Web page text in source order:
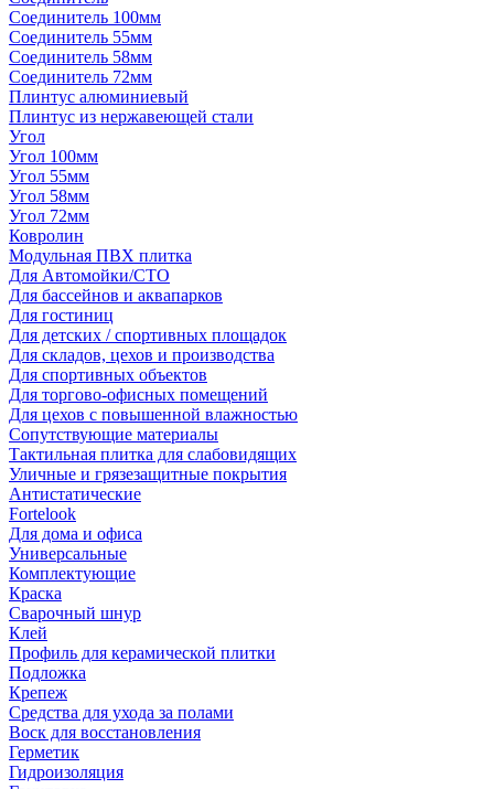
Соединитель 100мм
Соединитель 55мм
Соединитель 58мм
Соединитель 72мм
Плинтус алюминиевый
Плинтус из нержавеющей стали
Угол
Угол 100мм
Угол 55мм
Угол 58мм
Угол 72мм
Ковролин
Модульная ПВХ плитка
Для Автомойки/СТО
Для бассейнов и аквапарков
Для гостиниц
Для детских / спортивных площадок
Для складов, цехов и производства
Для спортивных объектов
Для торгово-офисных помещений
Для цехов с повышенной влажностью
Сопутствующие материалы
Тактильная плитка для слабовидящих
Уличные и грязезащитные покрытия
Антистатические
Fortelook
Для дома и офиса
Универсальные
Комплектующие
Краска
Сварочный шнур
Клей
Профиль для керамической плитки
Подложка
Крепеж
Средства для ухода за полами
Воск для восстановления
Герметик
Гидроизоляция